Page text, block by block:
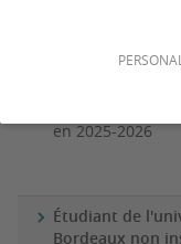
Les modalités de
2026
en 2025-2026
Étudiant de
Bordeaux non